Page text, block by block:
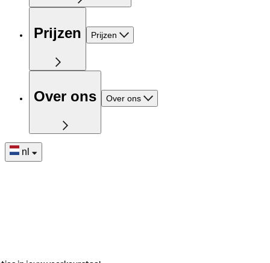
Prijzen Prijzen
Over ons Over ons
nl